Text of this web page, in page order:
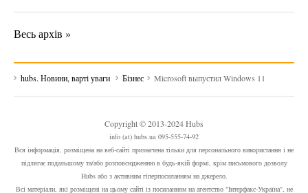
Весь архів »
hubs. Новини, варті уваги Бізнес Microsoft выпустил Windows 11
Copyright © 2013-2024 Hubs
info (at) hubs.ua 095-555-74-92
Вся інформація, розміщена на веб-сайті призначена тільки для персонального використання і не
підлягає подальшому та/або розповсюдженню в будь-якій формі, крім письмового дозволу
Hubs або з активним гіперпосиланням на джерело.
Всі матеріали, які розміщені на цьому сайті із посиланням на агентство "Інтерфакс-Україна", не